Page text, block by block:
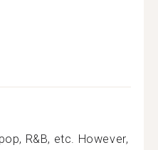
R&B, etc. However,